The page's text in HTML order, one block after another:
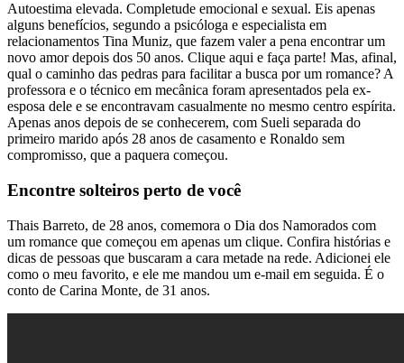
Autoestima elevada. Completude emocional e sexual. Eis apenas
alguns benefícios, segundo a psicóloga e especialista em
relacionamentos Tina Muniz, que fazem valer a pena encontrar um
novo amor depois dos 50 anos. Clique aqui e faça parte! Mas, afinal,
qual o caminho das pedras para facilitar a busca por um romance? A
professora e o técnico em mecânica foram apresentados pela ex-
esposa dele e se encontravam casualmente no mesmo centro espírita.
Apenas anos depois de se conhecerem, com Sueli separada do
primeiro marido após 28 anos de casamento e Ronaldo sem
compromisso, que a paquera começou.
Encontre solteiros perto de você
Thais Barreto, de 28 anos, comemora o Dia dos Namorados com
um romance que começou em apenas um clique. Confira histórias e
dicas de pessoas que buscaram a cara metade na rede. Adicionei ele
como o meu favorito, e ele me mandou um e-mail em seguida. É o
conto de Carina Monte, de 31 anos.